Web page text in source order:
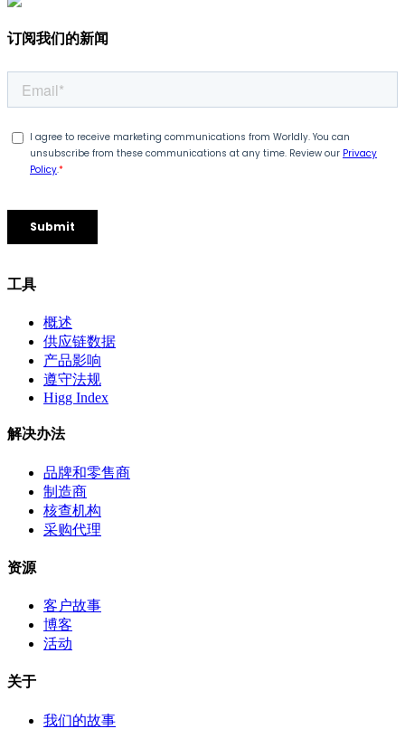
订阅我们的新闻
工具
概述
供应链数据
产品影响
遵守法规
Higg Index
解决办法
品牌和零售商
制造商
核查机构
采购代理
资源
客户故事
博客
活动
关于
我们的故事